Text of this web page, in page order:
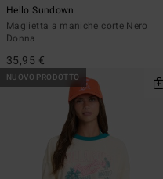
Hello Sundown
Maglietta a maniche corte Nero
Donna
35,95 €
NUOVO PRODOTTO